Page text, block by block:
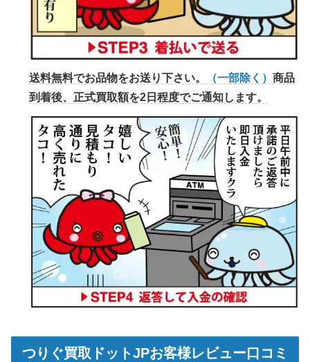
送料無料でお品物をお送り下さい。 （一部除く） 商品
到着後、正式買取額を2日程度でご通知します。
つりぐ買取ドットJPお客様レビュー口コミ